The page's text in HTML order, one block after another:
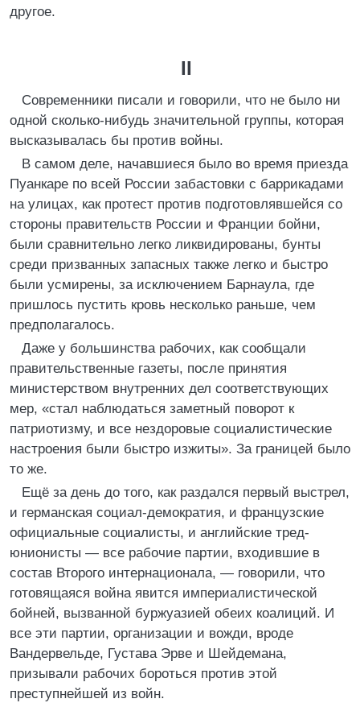
другое.
II
Современники писали и говорили, что не было ни
одной сколько-нибудь значительной группы, которая
высказывалась бы против войны.
В самом деле, начавшиеся было во время приезда
Пуанкаре по всей России забастовки с баррикадами
на улицах, как протест против подготовлявшейся со
стороны правительств России и Франции бойни,
были сравнительно легко ликвидированы, бунты
среди призванных запасных также легко и быстро
были усмирены, за исключением Барнаула, где
пришлось пустить кровь несколько раньше, чем
предполагалось.
Даже у большинства рабочих, как сообщали
правительственные газеты, после принятия
министерством внутренних дел соответствующих
мер, «стал наблюдаться заметный поворот к
патриотизму, и все нездоровые социалистические
настроения были быстро изжиты». За границей было
то же.
Ещё за день до того, как раздался первый выстрел,
и германская социал-демократия, и французские
официальные социалисты, и английские тред-
юнионисты — все рабочие партии, входившие в
состав Второго интернационала, — говорили, что
готовящаяся война явится империалистической
бойней, вызванной буржуазией обеих коалиций. И
все эти партии, организации и вожди, вроде
Вандервельде, Густава Эрве и Шейдемана,
призывали рабочих бороться против этой
преступнейшей из войн.